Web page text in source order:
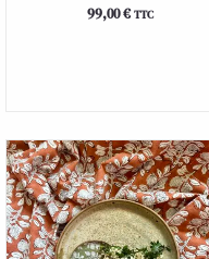
99,00€ TTC
Plage
de
prix :
55,00 €
à
99,00 €